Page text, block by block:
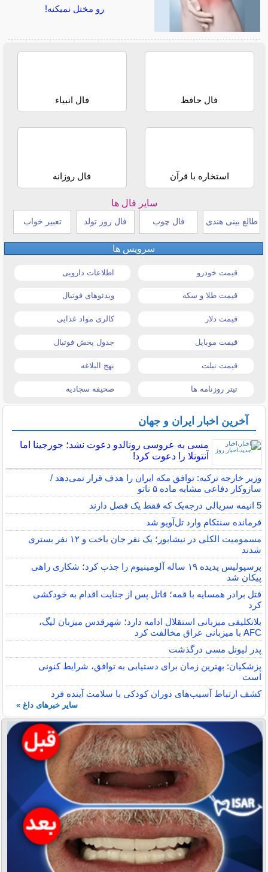
رو مختل نمیکنه!
فال حافظ فال انبیاء
استخاره با قرآن فال روزانه
سایر فال ها
طالع بینی هندی فال چوب فال روز تولد تعبیر خواب
سرویس ها
قیمت خودرو اطلاعات دارویی
قیمت طلا و سکه ویدئوهای فوتبال
قیمت دلار کالری مواد غذایی
قیمت موبایل جدول پخش فوتبال
قیمت تبلت نهج البلاغه
تیتر روزنامه ها صحیفه سجادیه
آخرین اخبار ایران و جهان
مسی به عروسی رونالدو دعوت نشد؛ جورجینا اما
آنتونلا را دعوت کرد!
وزیر خارجه ترکیه: توافق مکه ایران را هدف قرار نمی‌دهد /
سازوکار دفاعی مشابه ماده ۵ ناتو
5 انیمه سریالی درجه‌یک که فقط یک فصل دارند
فرمانده سنتکام وارد تل‌آویو شد
مسمومیت الکلی در نیشابور؛ یک نفر جان باخت و ۱۲ نفر بستری
شدند
پرسپولیس پدیده ۱۹ ساله آلومینیوم را جذب کرد؛ شکاری راهی
پیکان شد
قتل برادر همسایه با قمه؛ قاتل پس از جنایت اقدام به خودکشی
کرد
بلاتکلیفی میزبانی استقلال ادامه دارد؛ شهرقدس میزبان لیگ،
AFC با میزبانی عراق مخالفت کرد
پدر لیونل مسی درگذشت
پزشکیان: بهترین زمان برای دستیابی به توافق، شرایط کنونی
است
کشف ارتباط آسیب‌های دوران کودکی با سلامت آینده فرد
سایر خبرهای داغ »